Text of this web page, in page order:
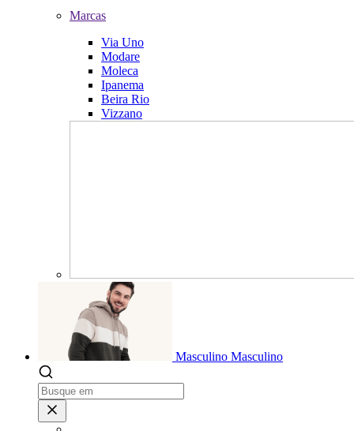
Marcas
Via Uno
Modare
Moleca
Ipanema
Beira Rio
Vizzano
Masculino Masculino